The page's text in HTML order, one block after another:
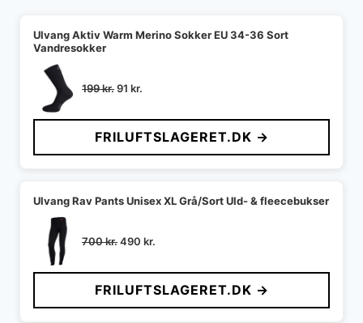
Ulvang Aktiv Warm Merino Sokker EU 34-36 Sort
Vandresokker
199kr.Den
pris
var:
199 kr..
91 kr.
pris
er:
91 kr..
FRILUFTSLAGERET.DK →
Ulvang Rav Pants Unisex XL Grå/Sort Uld- & fleecebukser
700kr.Den
pris
var:
700 kr..
490 kr.
pris
er:
490 kr..
FRILUFTSLAGERET.DK →